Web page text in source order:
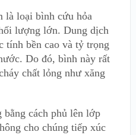
là loại bình cứu hỏa
lượng lớn. Dung dịch
tính bền cao và tỷ trọng
Do đó, bình này rất
chất lỏng như xăng
bằng cách phủ lên lớp
cho chúng tiếp xúc